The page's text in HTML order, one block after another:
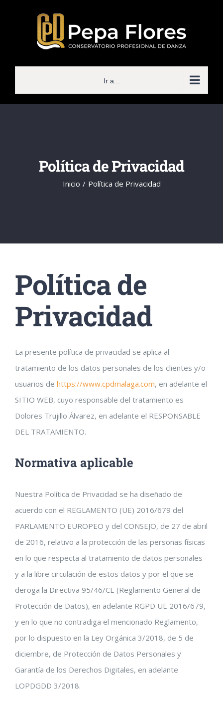
Ir a...
Política de Privacidad
Inicio Política de Privacidad
Política de
Privacidad
La presente política de privacidad se aplica al
tratamiento de los datos personales de los clientes y/o
usuarios de https://www.cpdmalaga.com, en adelante el
SITIO WEB, cuyo responsable del tratamiento es
Dolores Trujillo Álvarez, en adelante el RESPONSABLE
DEL TRATAMIENTO.
Normativa aplicable
Nuestra Política de Privacidad se ha diseñado de
acuerdo con el REGLAMENTO (UE) 2016/679 del
PARLAMENTO EUROPEO y del CONSEJO, de 27 de abril
de 2016, relativo a la protección de las personas físicas
en lo que respecta al tratamiento de datos personales
y a la libre circulación de estos datos y por el que se
deroga la Directiva 95/46/CE (Reglamento General de
Protección de Datos), en adelante RGPD UE 2016/679,
y en lo que no contradiga el mencionado Reglamento,
por lo dispuesto en la Ley Orgánica 3/2018, de 5 de
diciembre, de Protección de Datos Personales y
Garantía de los Derechos Digitales, en adelante
LOPDGDD 3/2018.